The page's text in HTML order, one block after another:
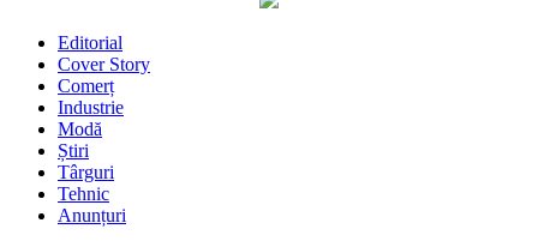
Editorial
Cover Story
Comerț
Industrie
Modă
Știri
Târguri
Tehnic
Anunțuri